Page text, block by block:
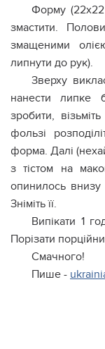
Форму (22х22
змастити.
змащеними
липнути до рук).
Зверху
нанести липке
зробити,
фользі
форма. Далі
з тістом на
опинилось внизу
Зніміть її.
Випікати 1
Порізати
Смачного!
Пише -